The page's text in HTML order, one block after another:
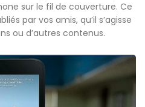
sur le fil de couverture. Ce
par vos amis, qu’il s’agisse
ou d’autres contenus.